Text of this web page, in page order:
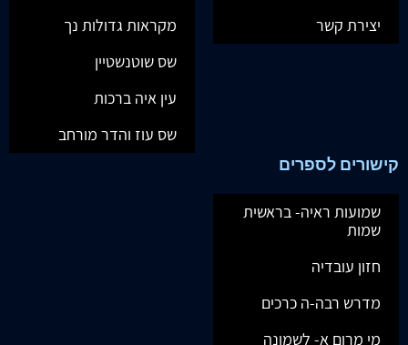
יצירת קשר
מקראות גדולות נך
שס שוטנשטיין
עין איה ברכות
שס עוז והדר מורחב
קישורים לספרים
שמועות ראיה- בראשית
שמות
חזון עובדיה
מדרש רבה-ה כרכים
מי מרום א- לשמונה